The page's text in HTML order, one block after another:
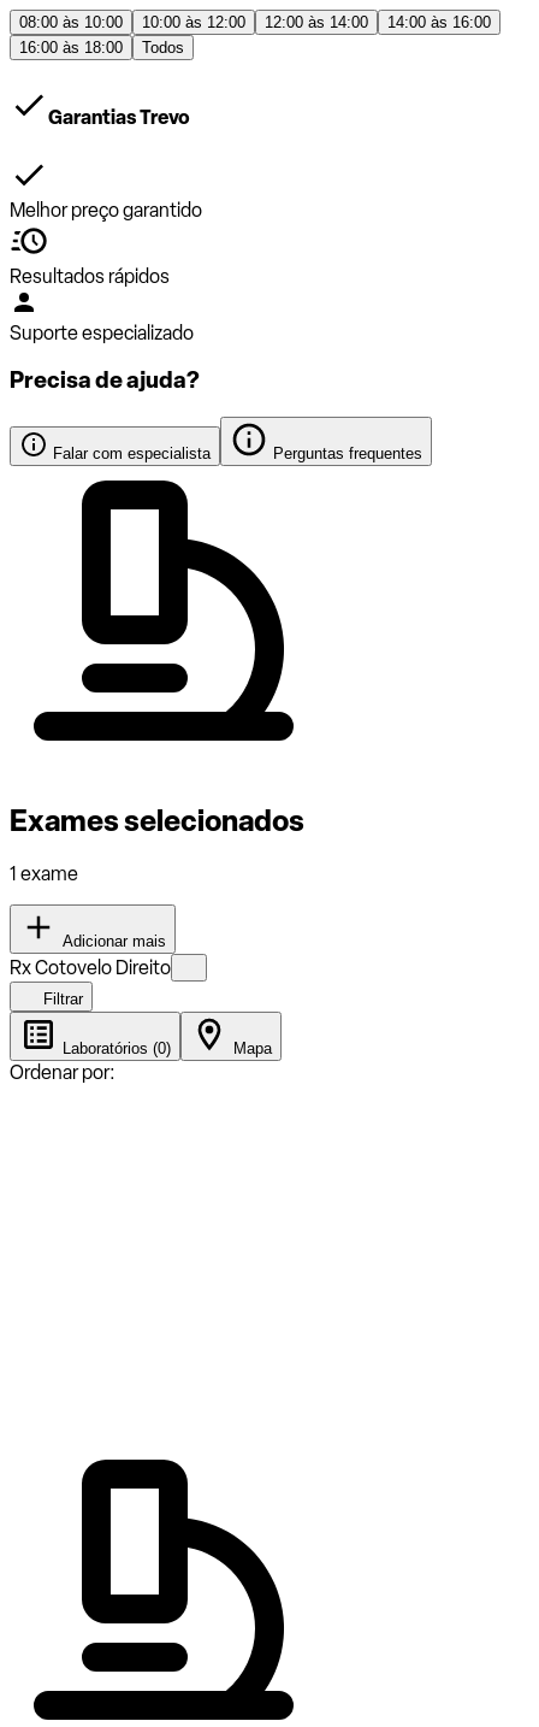
08:00 às 10:00 10:00 às 12:00 12:00 às 14:00
14:00 às 16:00
16:00 às 18:00
Todos
Garantias Trevo
Melhor preço garantido
Resultados rápidos
Suporte especializado
Precisa de ajuda?
Falar com especialista Perguntas frequentes
Exames selecionados
1 exame
Adicionar mais
Rx Cotovelo Direito
Filtrar
Laboratórios (0) Mapa
Ordenar por: